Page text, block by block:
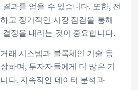
과를 얻을 수 있습니다. 또한, 전
고 정기적인 시장 점검을 통해
정을 내리는 것이 중요합니다.
래 시스템과 블록체인 기술 등
하며, 투자자들에게 더 많은 기
다. 지속적인 데이터 분석과